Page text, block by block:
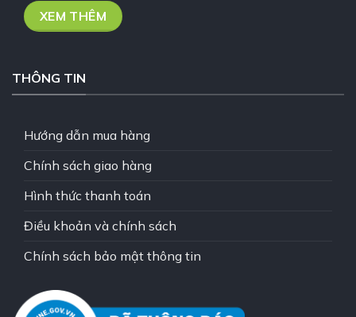
XEM THÊM
THÔNG TIN
Hướng dẫn mua hàng
Chính sách giao hàng
Hình thức thanh toán
Điều khoản và chính sách
Chính sách bảo mật thông tin